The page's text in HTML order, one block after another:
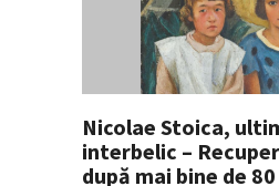
Nicolae Stoica,
interbelic –
după mai bine de